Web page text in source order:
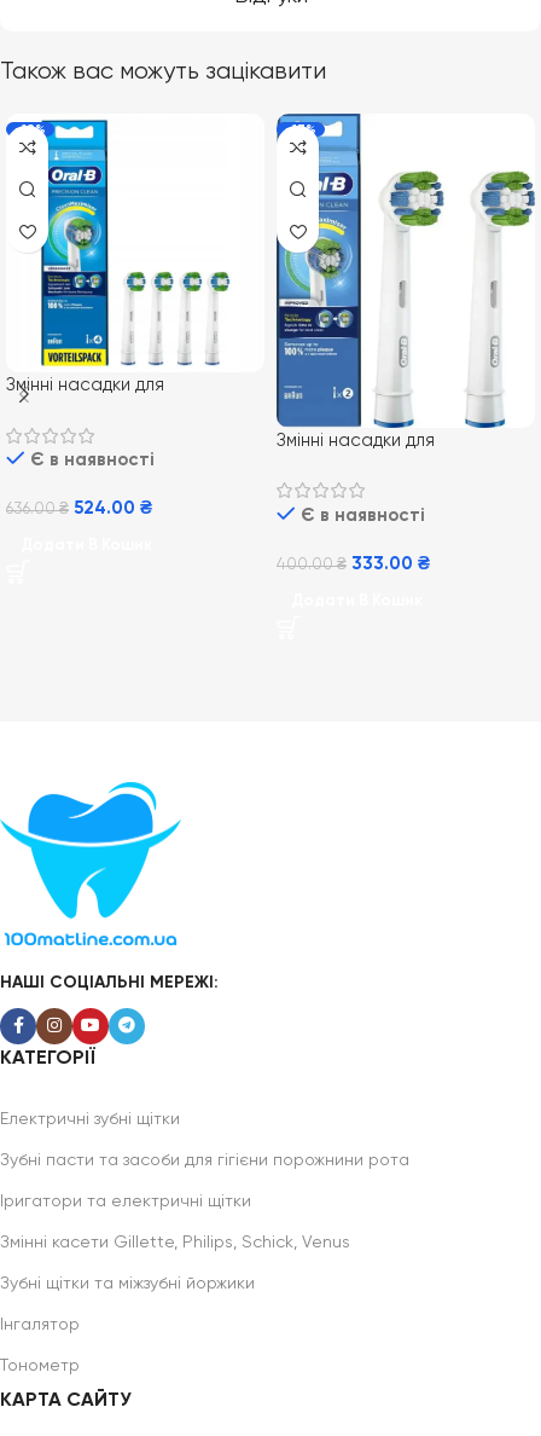
Також вас можуть зацікавити
-18%
Змінні насадки для
Oral-B EB20 Precision Clean
4 штЄ в наявності
636.00₴ 524.00 ₴
-17%
Змінні насадки для
Oral-B EB20 Precision Clean
2 штЄ в наявності
400.00₴ 333.00 ₴
НАШІ СОЦІАЛЬНІ МЕРЕЖІ:
КАТЕГОРІЇ
Електричні зубні щітки
Зубні пасти та засоби для гігієни порожнини рота
Іригатори та електричні щітки
Змінні касети Gillette, Philips, Schick, Venus
Зубні щітки та міжзубні йоржики
Інгалятор
Тонометр
КАРТА САЙТУ